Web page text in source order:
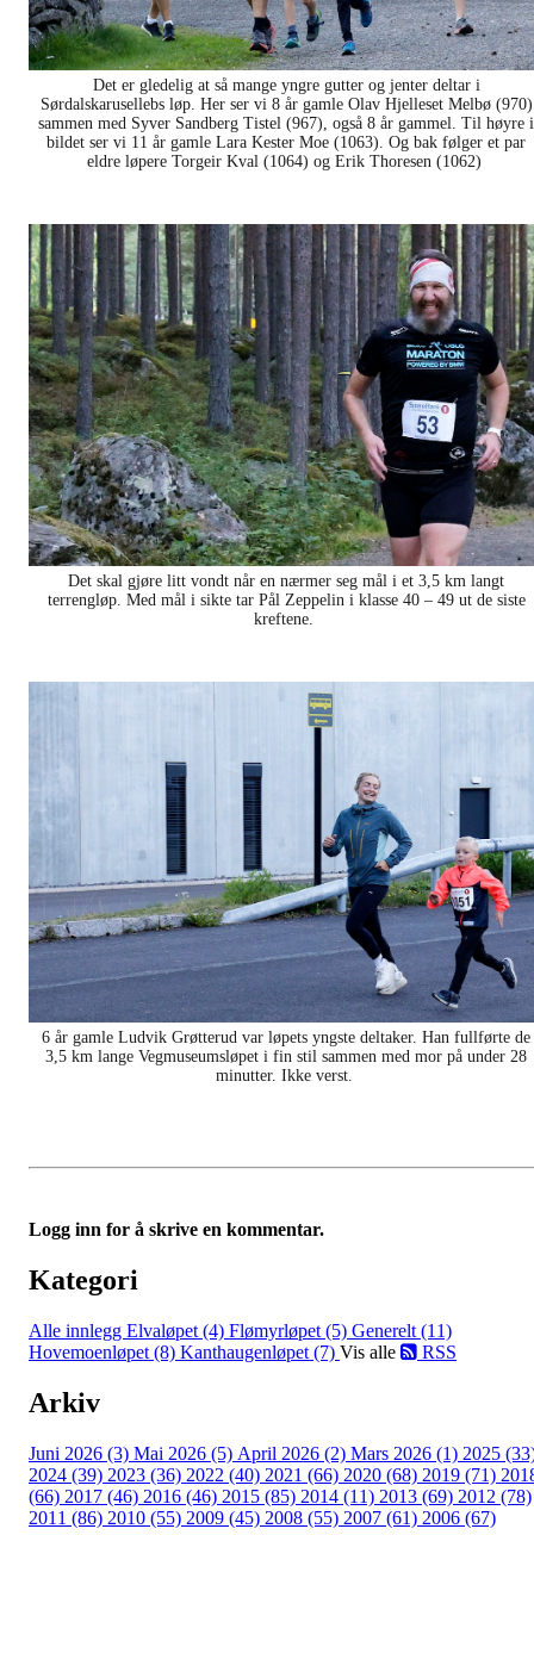
Det er gledelig at så mange yngre gutter og jenter deltar i
Sørdalskarusellebs løp. Her ser vi 8 år gamle Olav Hjelleset Melbø (970)
sammen med Syver Sandberg Tistel (967), også 8 år gammel. Til høyre i
bildet ser vi 11 år gamle Lara Kester Moe (1063). Og bak følger et par
eldre løpere Torgeir Kval (1064) og Erik Thoresen (1062)
Det skal gjøre litt vondt når en nærmer seg mål i et 3,5 km langt
terrengløp. Med mål i sikte tar Pål Zeppelin i klasse 40 – 49 ut de siste
kreftene.
6 år gamle Ludvik Grøtterud var løpets yngste deltaker. Han fullførte de
3,5 km lange Vegmuseumsløpet i fin stil sammen med mor på under 28
minutter. Ikke verst.
Logg inn for å skrive en kommentar.
Kategori
Alle innlegg Elvaløpet (4) Flømyrløpet (5) Generelt (11)
Hovemoenløpet (8) Kanthaugenløpet (7) Vis alle RSS
Arkiv
Juni 2026 (3) Mai 2026 (5) April 2026 (2) Mars 2026 (1) 2025
2024 (39) 2023 (36) 2022 (40) 2021 (66) 2020 (68) 2019 (71)
(66) 2017 (46) 2016 (46) 2015 (85) 2014 (11) 2013 (69) 2012 (78)
2011 (86) 2010 (55) 2009 (45) 2008 (55) 2007 (61) 2006 (67)